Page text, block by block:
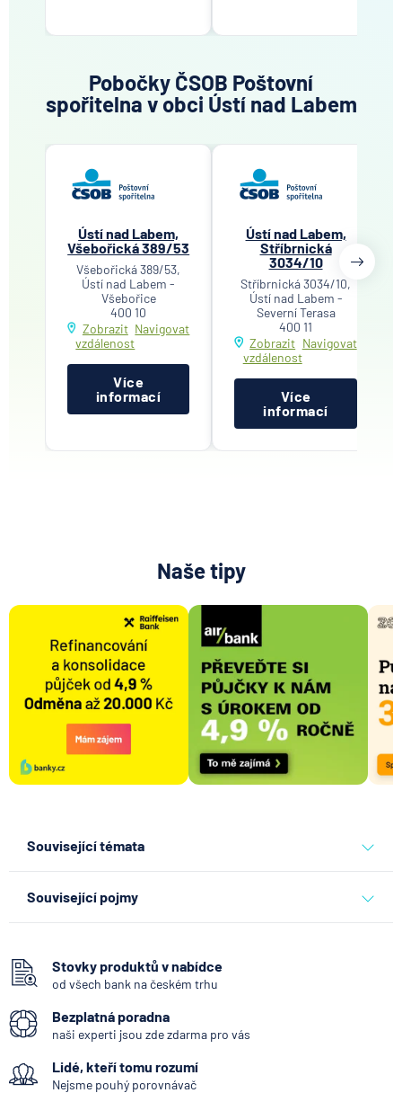
Pobočky ČSOB Poštovní
spořitelna v obci Ústí nad Labem
Ústí nad Labem,
Všebořická 389/53
Všebořická 389/53,
Ústí nad Labem -
Všebořice
400 10
Zobrazit
vzdálenost
Navigovat
Více
informací
Ústí nad Labem,
Stříbrnická
3034/10
Stříbrnická 3034/10,
Ústí nad Labem -
Severní Terasa
400 11
Zobrazit
vzdálenost
Navigovat
Více
informací
Naše tipy
Související témata
Související pojmy
Bankomat
George Česká spořitelna
Bankovní IDentita
Systémově významná banka
Kodex mobility klientů
Stovky produktů v nabídce
od všech bank na českém trhu
Bezplatná poradna
naši experti jsou zde zdarma pro vás
Lidé, kteří tomu rozumí
Nejsme pouhý porovnávač